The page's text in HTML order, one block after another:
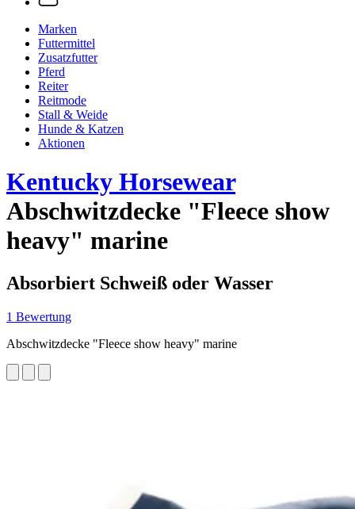
Marken
Futtermittel
Zusatzfutter
Pferd
Reiter
Reitmode
Stall & Weide
Hunde & Katzen
Aktionen
Kentucky Horsewear
Abschwitzdecke "Fleece show
heavy" marine
Absorbiert Schweiß oder Wasser
1 Bewertung
Abschwitzdecke "Fleece show heavy" marine